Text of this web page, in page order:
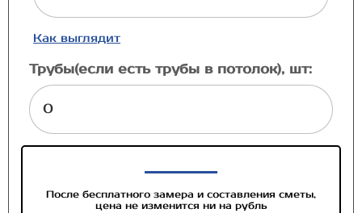
Как выглядит
Трубы(если есть трубы в потолок), шт:
После бесплатного замера и составления сметы,
цена не изменится ни на рубль